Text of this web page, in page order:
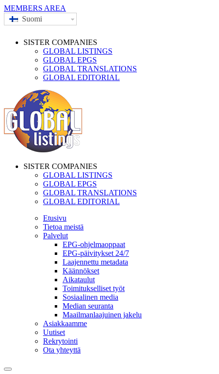
MEMBERS AREA
Suomi
SISTER COMPANIES
GLOBAL LISTINGS
GLOBAL EPGS
GLOBAL TRANSLATIONS
GLOBAL EDITORIAL
SISTER COMPANIES
GLOBAL LISTINGS
GLOBAL EPGS
GLOBAL TRANSLATIONS
GLOBAL EDITORIAL
Etusivu
Tietoa meistä
Palvelut
EPG-ohjelmaoppaat
EPG-päivitykset 24/7
Laajennettu metadata
Käännökset
Aikataulut
Toimitukselliset työt
Sosiaalinen media
Median seuranta
Maailmanlaajuinen jakelu
Asiakkaamme
Uutiset
Rekrytointi
Ota yhteyttä